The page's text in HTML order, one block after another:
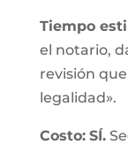
Tiempo
el notario,
revisión
legalidad».
Costo: SÍ.